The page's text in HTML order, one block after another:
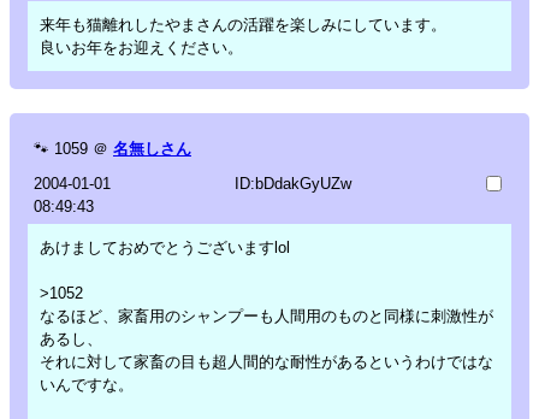
来年も猫離れしたやまさんの活躍を楽しみにしています。
良いお年をお迎えください。
🐾 1059 ＠ 名無しさん
2004-01-01
08:49:43
ID:bDdakGyUZw
あけましておめでとうございますlol
>1052
なるほど、家畜用のシャンプーも人間用のものと同様に刺激性が
あるし、
それに対して家畜の目も超人間的な耐性があるというわけではな
いんですな。